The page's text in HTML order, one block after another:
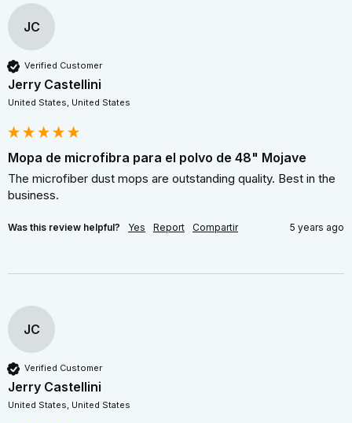
JC
Verified Customer
Jerry Castellini
United States, United States
Mopa de microfibra para el polvo de 48" Mojave
The microfiber dust mops are outstanding quality. Best in the
business.
Was this review helpful? Yes Report Compartir 5 years ago
JC
Verified Customer
Jerry Castellini
United States, United States